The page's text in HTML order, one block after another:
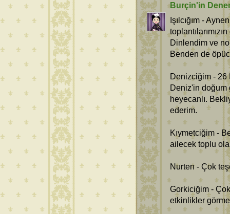
Burçin'in
Işılcığım -
Dinlendim ve
Benden de
Denizciğim - 26
Deniz'in doğum
heyecanlı.
ederim.
Kıymetciğim -
ailecek toplu
Nurten - Çok
Gorkiciğim -
etkinlikler